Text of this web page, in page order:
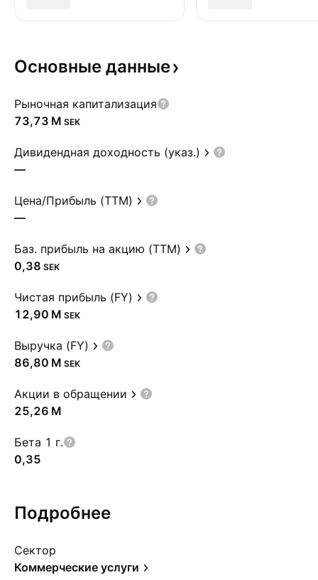
Основные данные
Рыночная капитализация
‪73,73 M‬ SEK
Дивидендная доходность (указ.)
—
Цена/Прибыль (TTM)
—
Баз. прибыль на акцию (TTM)
0,38 SEK
Чистая прибыль (FY)
‪12,90 M‬ SEK
Выручка (FY)
‪86,80 M‬ SEK
Акции в обращении
‪25,26 M‬
Бета 1 г.
0,35
Подробнее
Сектор
Коммерческие услуги